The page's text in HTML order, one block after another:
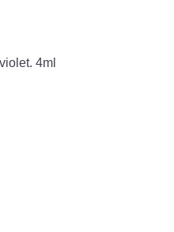
4ml